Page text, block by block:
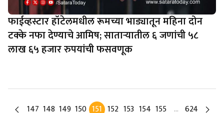
फाईव्हस्टार हॉटेलमधील रूमच्या भाड्यातून महिना दोन
टक्के नफा देण्याचे आमिष; साताऱ्यातील ६ जणांची ५८
लाख ६५ हजार रुपयांची फसवणूक
147 148 149 150 151 152 153 154 155 … 624